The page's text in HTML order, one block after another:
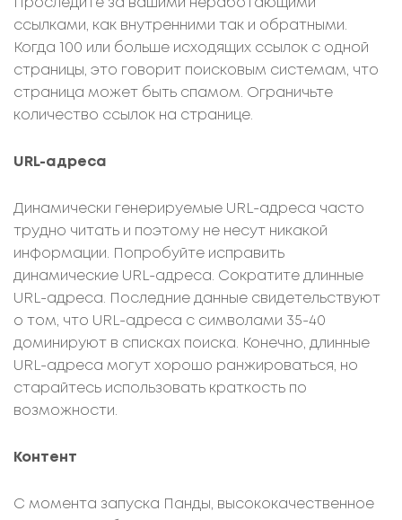
Проследите за вашими неработающими
ссылками, как внутренними так и обратными.
Когда 100 или больше исходящих ссылок с одной
страницы, это говорит поисковым системам, что
страница может быть спамом. Ограничьте
количество ссылок на странице.
URL-адреса
Динамически генерируемые URL-адреса часто
трудно читать и поэтому не несут никакой
информации. Попробуйте исправить
динамические URL-адреса. Сократите длинные
URL-адреса. Последние данные свидетельствуют
о том, что URL-адреса с символами 35-40
доминируют в списках поиска. Конечно, длинные
URL-адреса могут хорошо ранжироваться, но
старайтесь использовать краткость по
возможности.
Контент
С момента запуска Панды, высококачественное